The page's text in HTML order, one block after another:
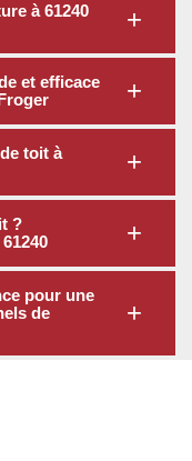
à 61240
et efficace
toit à
?
pour une
de